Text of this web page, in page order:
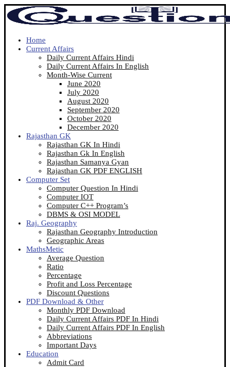
Home
Current Affairs
Daily Current Affairs Hindi
Daily Current Affairs In English
Month-Wise Current
June 2020
July 2020
August 2020
September 2020
October 2020
December 2020
Rajasthan GK
Rajasthan GK In Hindi
Rajasthan Gk In English
Rajasthan Samanya Gyan
Rajasthan GK PDF ENGLISH
Computer Set
Computer Question In Hindi
Computer IOT
Computer C++ Program’s
DBMS & OSI MODEL
Raj. Geography
Rajasthan Geography Introduction
Geographic Areas
MathsMetic
Average Question
Ratio
Percentage
Profit and Loss Percentage
Discount Questions
PDF Download & Other
Monthly PDF Download
Daily Current Affairs PDF In Hindi
Daily Current Affairs PDF In English
Abbreviations
Important Days
Education
Admit Card